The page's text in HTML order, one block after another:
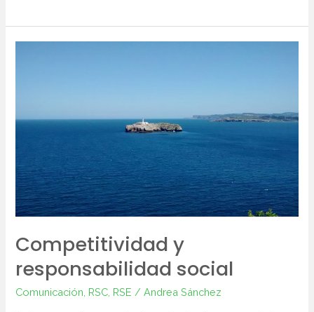
Competitividad y
responsabilidad social
Comunicación RSC RSE /Andrea Sánchez